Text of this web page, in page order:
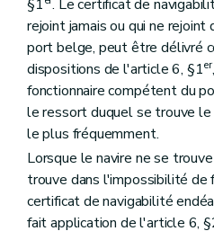
§1 . Le certificat de
rejoint jamais ou qui ne
port belge, peut être délivré
dispositions de l'article 6, §1er
fonctionnaire compétent du
le ressort duquel se trouve le
le plus fréquemment.
Lorsque le navire ne se
trouve dans l'impossibilité de
certificat de navigabilité
fait application de l'article 6,